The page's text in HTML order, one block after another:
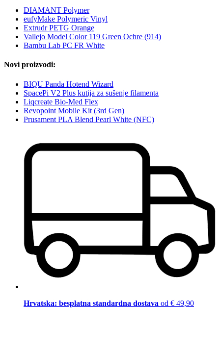
DIAMANT Polymer
eufyMake Polymeric Vinyl
Extrudr PETG Orange
Vallejo Model Color 119 Green Ochre (914)
Bambu Lab PC FR White
Novi proizvodi:
BIQU Panda Hotend Wizard
SpacePi V2 Plus kutija za sušenje filamenta
Liqcreate Bio-Med Flex
Revopoint Mobile Kit (3rd Gen)
Prusament PLA Blend Pearl White (NFC)
Hrvatska: besplatna standardna dostava od € 49,90